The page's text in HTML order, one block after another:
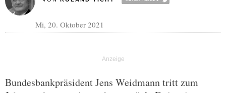
Mi, 20. Oktober 2021
Bundesbankpräsident Jens Weidmann tritt zum